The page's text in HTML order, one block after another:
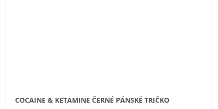
COCAINE & KETAMINE ČERNÉ PÁNSKÉ TRIČKO